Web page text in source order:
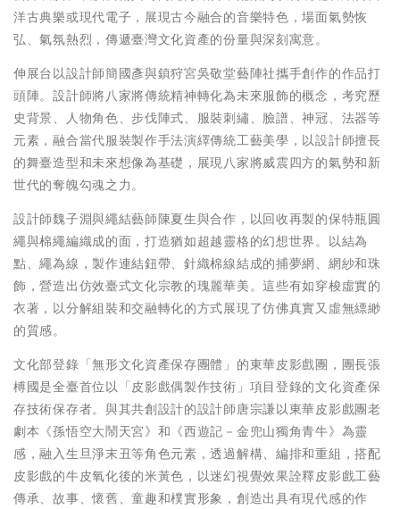
洋古典樂或現代電子，展現古今融合的音樂特色，場面氣勢恢
弘、氣氛熱烈，傳遞臺灣文化資產的份量與深刻寓意。
伸展台以設計師簡國彥與鎮狩宮吳敬堂藝陣社攜手創作的作品打
頭陣。設計師將八家將傳統精神轉化為未來服飾的概念，考究歷
史背景、人物角色、步伐陣式、服裝刺繡、臉譜、神冠、法器等
元素，融合當代服裝製作手法演繹傳統工藝美學，以設計師擅長
的舞臺造型和未來想像為基礎，展現八家將威震四方的氣勢和新
世代的奪魄勾魂之力。
設計師魏子淵與繩結藝師陳夏生與合作，以回收再製的保特瓶圓
繩與棉繩編織成的面，打造猶如超越靈格的幻想世界。以結為
點、繩為線，製作連結鈕帶、針織棉線結成的捕夢網、網紗和珠
飾，營造出仿效臺式文化宗教的瑰麗華美。這些有如穿梭虛實的
衣著，以分解組裝和交融轉化的方式展現了仿佛真實又虛無縹緲
的質感。
文化部登錄「無形文化資產保存團體」的東華皮影戲團，團長張
榑國是全臺首位以「皮影戲偶製作技術」項目登錄的文化資產保
存技術保存者。與其共創設計的設計師唐宗謙以東華皮影戲團老
劇本《孫悟空大鬧天宮》和《西遊記－金兜山獨角青牛》為靈
感，融入生旦淨末丑等角色元素，透過解構、編排和重組，搭配
皮影戲的牛皮氧化後的米黃色，以迷幻視覺效果詮釋皮影戲工藝
傳承、故事、懷舊、童趣和樸實形象，創造出具有現代感的作